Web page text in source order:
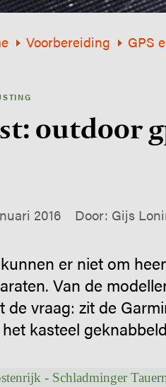
Voorbereiding GPS
outdoor
2016 Door: Gijs
er niet om
Van de
de vraag: zit de
kasteel